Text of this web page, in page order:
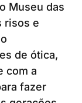
Museu das
risos e
de ótica,
com a
fazer